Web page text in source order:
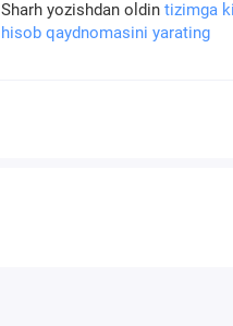
Sharh yozishdan oldin tizimga
hisob qaydnomasini yarating